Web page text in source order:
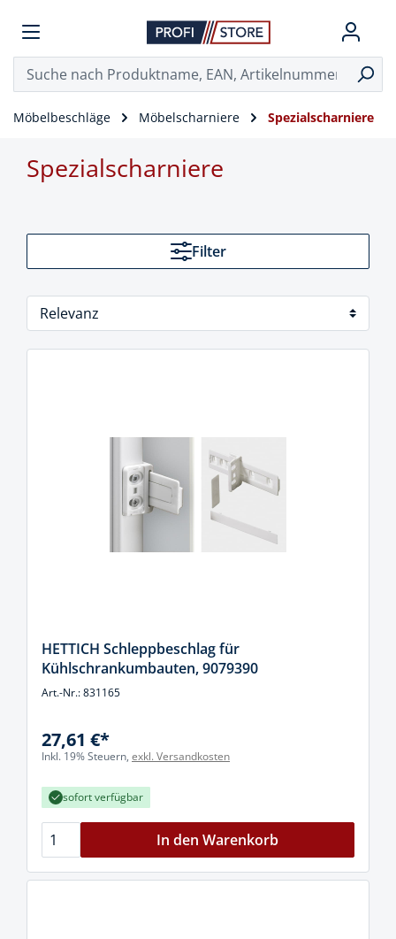
Möbelbeschläge Möbelscharniere Spezialscharniere
Spezialscharniere
Filter
HETTICH Schleppbeschlag für
Kühlschrankumbauten, 9079390
Art.-Nr.: 831165
27,61 €*
Inkl. 19% Steuern, exkl. Versandkosten
sofort verfügbar
In den Warenkorb